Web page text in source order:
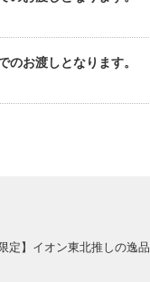
のお渡しとなります。
定】イオン東北推しの逸品